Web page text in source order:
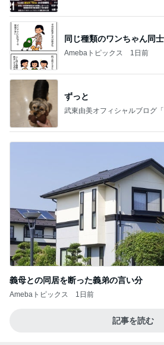
同じ種類のワンちゃん同
Amebaトピックス 1日前
ずっと
武東由美オフィシャルブログ
義母との同居を断った義弟の言い分
Amebaトピックス 1日前
記事を読む